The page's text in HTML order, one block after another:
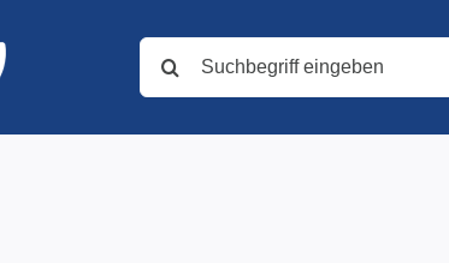
nach: